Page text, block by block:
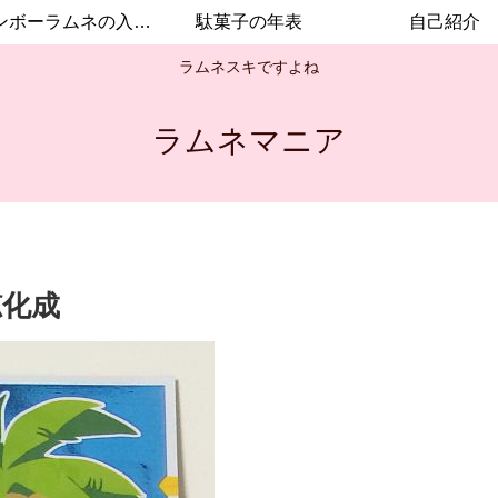
ラムネスキですよね
ラムネマニア
レインボーラムネの入手方法 駄菓子の年表 自己紹介
成